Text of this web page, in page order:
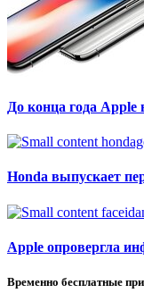
До конца года Apple
Honda выпускает
Apple опровергла
Временно бесплатные